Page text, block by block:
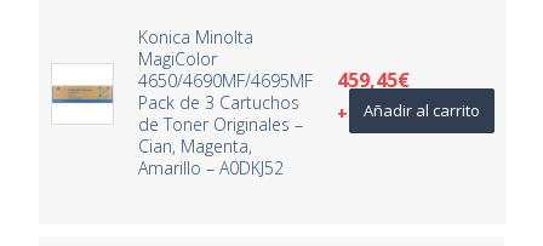
Konica Minolta
MagiColor
4650/4690MF/4695MF
Pack de 3 Cartuchos
de Toner Originales –
Cian, Magenta,
Amarillo – A0DKJ52
459,45€
+ IVAAñadir al carrito